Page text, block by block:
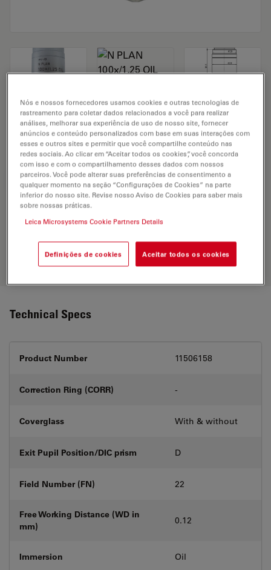
Microscope Objective N PLAN 100x/1,25
OIL
SOLICITAÇÃO DE ORÇAMENTO
Discover the perfect solution. Explore
your needs.
Technical Specs
Product Number 11506158
Correction Ring (CORR) -
Coverglass With & without
Exit Pupil Position/DIC prism D
Field Number (FN) 22
Free Working Distance (WD in
mm)
0.12
Immersion Oil
Nós e nossos fornecedores usamos cookies e outras tecnologias de
rastreamento para coletar dados relacionados a você para realizar
análises, melhorar sua experiência de uso de nosso site, fornecer
anúncios e conteúdo personalizados com base em suas interações com
esses e outros sites e permitir que você compartilhe conteúdo nas
redes sociais. Ao clicar em “Aceitar todos os cookies”, você concorda
com isso e com o compartilhamento desses dados com nossos
parceiros. Você pode alterar suas preferências de consentimento a
qualquer momento na seção “Configurações de Cookies” na parte
inferior do nosso site. Revise nosso Aviso de Cookies para saber mais
sobre nossas práticas.
Leica Microsystems Cookie Partners Details
Definições de cookies Aceitar todos os cookies